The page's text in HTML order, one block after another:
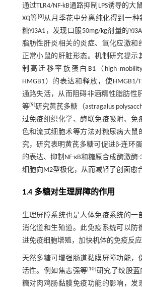
通过TLR4/NF-kB通路抑制LPS诱导的大
XQ等[8]从月季花中分离纯化得到一种
糖YJ3A1，发现口服50mg/kg剂量的
脂肪性肝炎相关的炎症、氧化应激和
正常小鼠的肝脏形态。机制研究提示
制高迁移率族蛋白B1（high mobility
HMGB1）的表达和释放，使HMGB1/
通路失活，从而阻碍非酒精性脂肪性
等[9]研究黄芪多糖（astragalus
过免疫组织化学、酶联免疫吸附、免
色和流式细胞术等方法对糖尿病大鼠
究，研究表明黄芪多糖可促进β-连环
的表达、抑制NF-κB和糖原合成酶激酶
细胞向M2型极化，从而减轻了创面愈
1.4 多糖对生理屏障的作用
生理屏障系统也是人体免疫系统的一
消化道和生殖道。此免疫系统可以防
进免疫细胞增殖，加快机体的免疫反应
天然多糖可增强肠道黏膜屏障功能，
活性。例如焦志强等[10]研究了绞股蓝
糖对肉鸡肠黏膜免疫功能的影响，发